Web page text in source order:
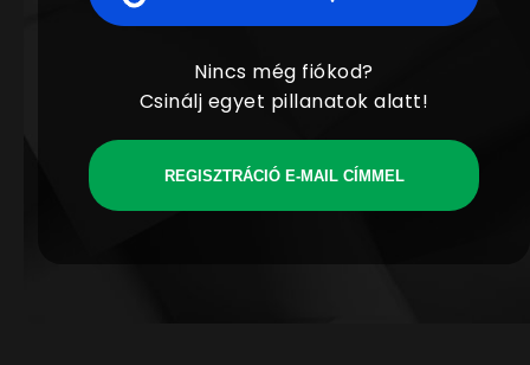
Nincs még fiókod?
Csinálj egyet pillanatok alatt!
REGISZTRÁCIÓ E-MAIL CÍMMEL